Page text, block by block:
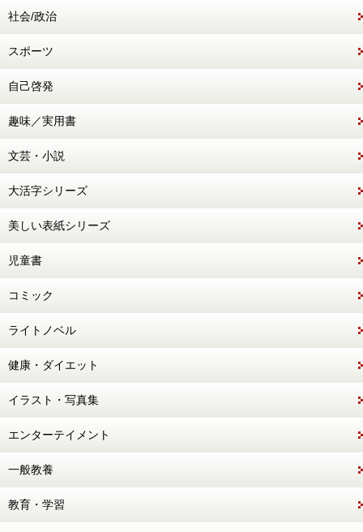
社会/政治
スポーツ
自己啓発
趣味／実用書
文芸・小説
大活字シリーズ
美しい表紙シリーズ
児童書
コミック
ライトノベル
健康・ダイエット
イラスト・写真集
エンターテイメント
一般教養
教育・学習